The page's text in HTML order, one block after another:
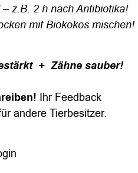
z.B. 2 h nach Antibiotika!
mit Biokokos mischen!
+ Zähne sauber!
Ihr Feedback
andere Tierbesitzer.